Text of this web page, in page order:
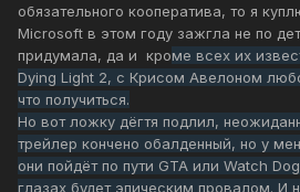
обязательного кооператива, то я
Microsoft в этом году зажгла не по
придумала, да и кроме всех их
Dying Light 2, с Крисом Авелоном
что получиться.
Но вот ложку дёгтя подлил,
трейлер кончено обалденный, но у
они пойдёт по пути GTA или Watch
глазах будет эпическим провалом. И